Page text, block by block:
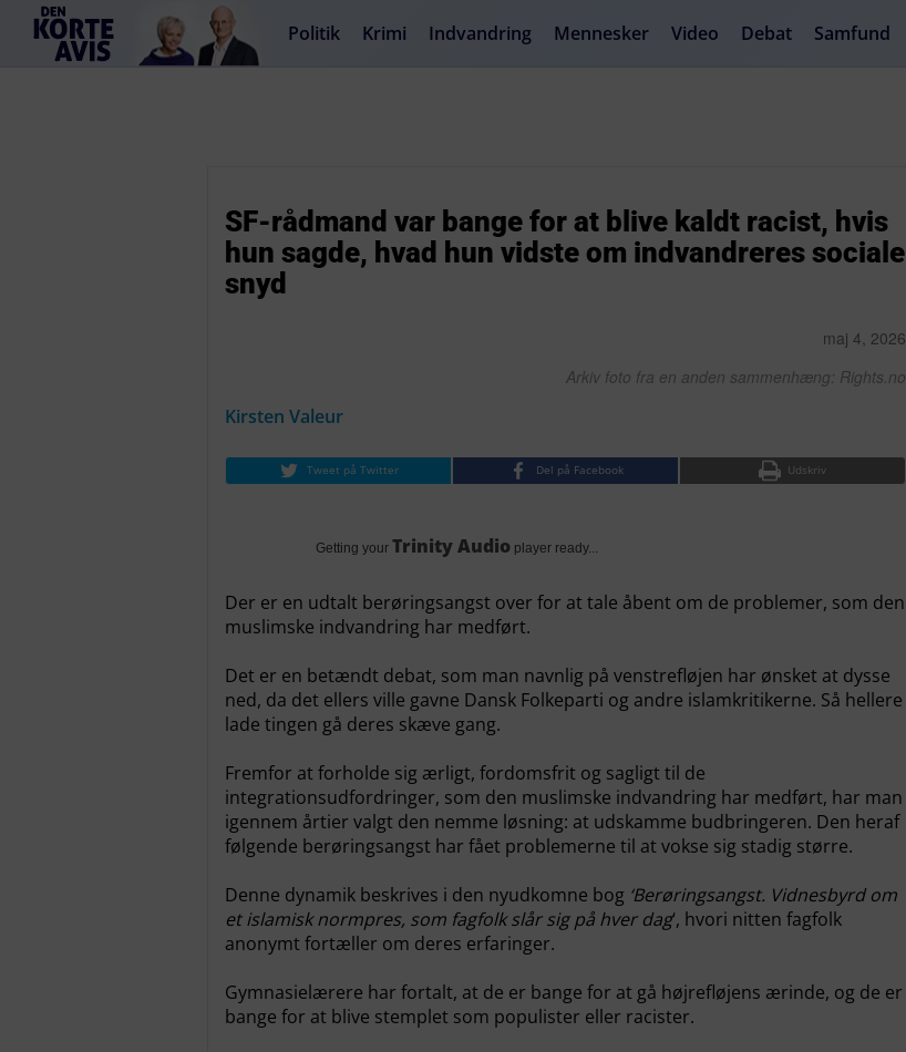
Politik Krimi Indvandring Mennesker Video Debat Samfund
SF-rådmand var bange for at blive kaldt racist, hvis
hun sagde, hvad hun vidste om indvandreres sociale
snyd
maj 4, 2026
Arkiv foto fra en anden sammenhæng: Rights.no
Kirsten Valeur
Tweet på Twitter Del på Facebook Udskriv
Getting your Trinity Audio player ready...
Der er en udtalt berøringsangst over for at tale åbent om de problemer, som den
muslimske indvandring har medført.
Det er en betændt debat, som man navnlig på venstrefløjen har ønsket at dysse
ned, da det ellers ville gavne Dansk Folkeparti og andre islamkritikerne. Så hellere
lade tingen gå deres skæve gang.
Fremfor at forholde sig ærligt, fordomsfrit og sagligt til de
integrationsudfordringer, som den muslimske indvandring har medført, har man
igennem årtier valgt den nemme løsning: at udskamme budbringeren. Den heraf
følgende berøringsangst har fået problemerne til at vokse sig stadig større.
Denne dynamik beskrives i den nyudkomne bog ‘Berøringsangst. Vidnesbyrd om
et islamisk normpres, som fagfolk slår sig på hver dag‘, hvori nitten fagfolk
anonymt fortæller om deres erfaringer.
Gymnasielærere har fortalt, at de er bange for at gå højrefløjens ærinde, og de er
bange for at blive stemplet som populister eller racister.